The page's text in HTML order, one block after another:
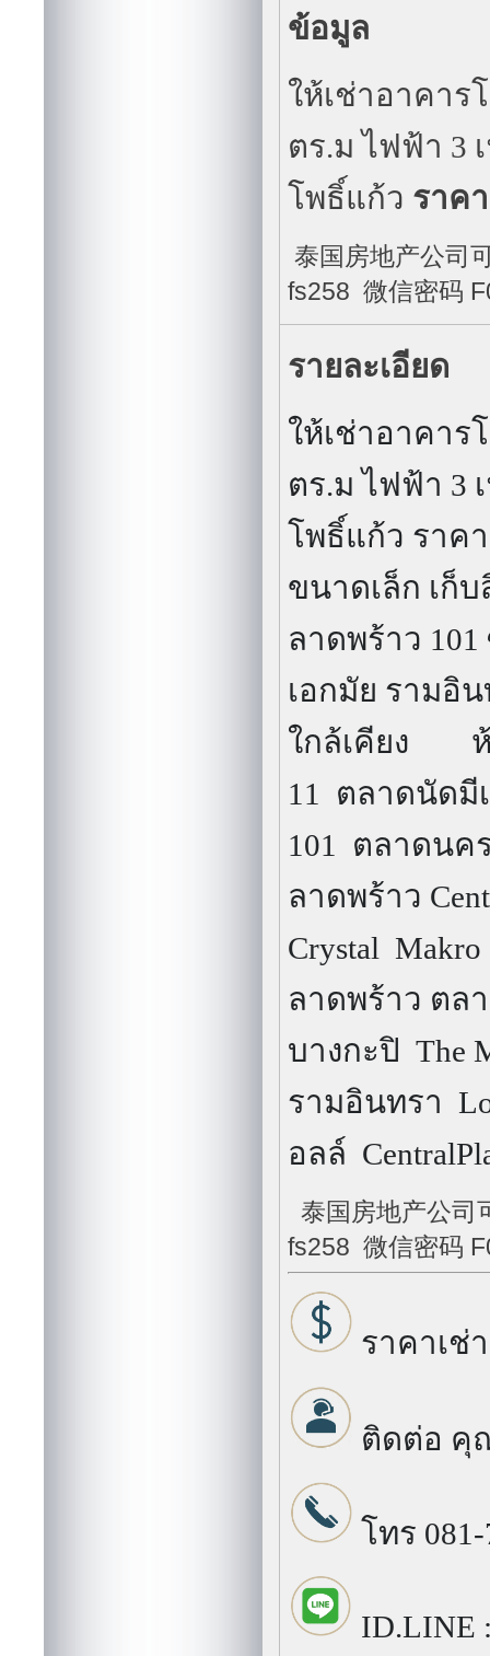
ข้อมูล
ให้เช่าอาคาร
ตร.ม ไฟฟ้า 3
โพธิ์แก้ว ราค
泰国房地产公司
fs258 微信密码
รายละเอียด
ให้เช่าอาคาร
ตร.ม ไฟฟ้า 3
โพธิ์แก้ว ราคา
ขนาดเล็ก เก็
ลาดพร้าว
เอกมัย รามอิ
ใกล้เคียง
11 ตลาดนัดมี
101 ตลาดนค
ลาดพร้าว
Crystal
ลาดพร้าว ตล
บางกะปิThe
รามอินทรา
อลล์
泰国房地产公司
fs258 微信密码
ราคาเช่
ติดต่อ คุ
โทร
ID.LINE